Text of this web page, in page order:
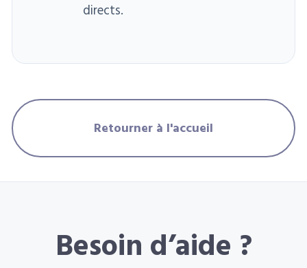
directs.
Retourner à l'accueil
Besoin d’aide ?